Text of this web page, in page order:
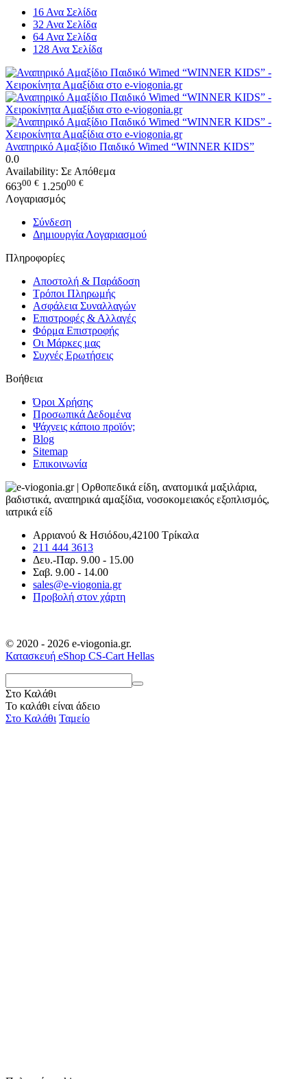
16 Ανα Σελίδα
32 Ανα Σελίδα
64 Ανα Σελίδα
128 Ανα Σελίδα
Αναπηρικό Αμαξίδιο Παιδικό Wimed “WINNER KIDS”
0.0
Availability: Σε Απόθεμα
66300 € 1.25000 €
Λογαριασμός
Σύνδεση
Δημιουργία Λογαριασμού
Πληροφορίες
Αποστολή & Παράδοση
Τρόποι Πληρωμής
Ασφάλεια Συναλλαγών
Επιστροφές & Αλλαγές
Φόρμα Επιστροφής
Οι Μάρκες μας
Συχνές Ερωτήσεις
Βοήθεια
Όροι Χρήσης
Προσωπικά Δεδομένα
Ψάχνεις κάποιο προϊόν;
Blog
Sitemap
Επικοινωνία
Αρριανού & Ησιόδου,42100 Τρίκαλα
211 444 3613
Δευ.-Παρ. 9.00 - 15.00
Σαβ. 9.00 - 14.00
sales@e-viogonia.gr
Προβολή στον χάρτη
© 2020 - 2026 e-viogonia.gr.
Κατασκευή eShop CS-Cart Hellas
Στο Καλάθι
Το καλάθι είναι άδειο
Στο Καλάθι Ταμείο